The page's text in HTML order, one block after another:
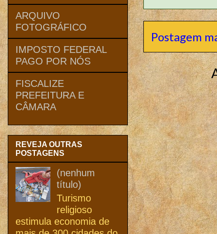
Postagem
ARQUIVO
FOTOGRÁFICO
IMPOSTO FEDERAL
PAGO POR NÓS
FISCALIZE
PREFEITURA E
CÂMARA
REVEJA OUTRAS
POSTAGENS
(nenhum
título)
Turismo
religioso
estimula economia de